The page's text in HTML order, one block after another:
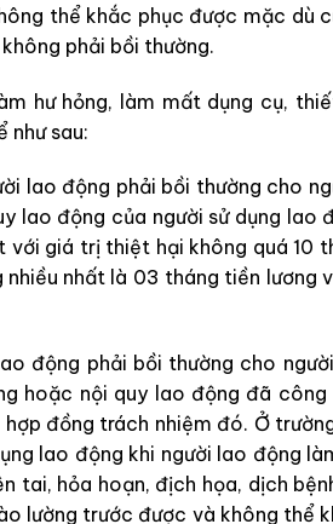
thể khắc phục được mặc dù
phải bồi thường.
hư hỏng, làm mất dụng cụ,
như sau:
lao động phải bồi thường cho
lao động của người sử dụng lao
với giá trị thiệt hại không quá 10
nhất là 03 tháng tiền lương
động phải bồi thường cho
hoặc nội quy lao động đã
đồng trách nhiệm đó. Ở
lao động khi người lao động
tai, hỏa hoạn, địch họa, dịch
lường trước được và không thể